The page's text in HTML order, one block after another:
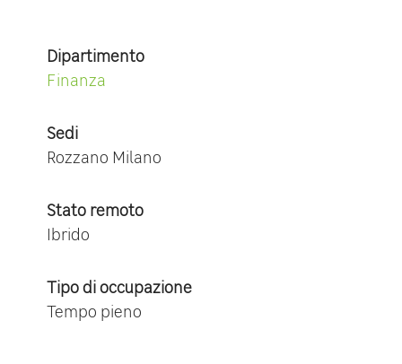
Dipartimento
Finanza
Sedi
Rozzano Milano
Stato remoto
Ibrido
Tipo di occupazione
Tempo pieno